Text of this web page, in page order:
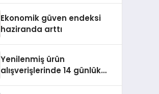
Ekonomik güven endeksi
haziranda arttı
Yenilenmiş ürün
alışverişlerinde 14 günlük